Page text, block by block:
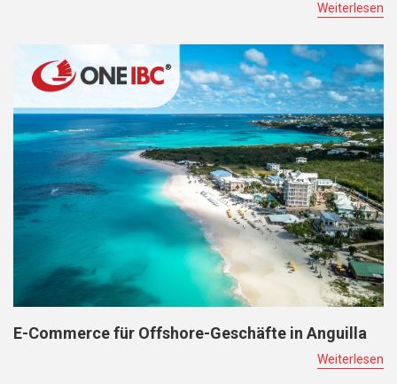
Weiterlesen
E-Commerce für Offshore-Geschäfte in Anguilla
Weiterlesen